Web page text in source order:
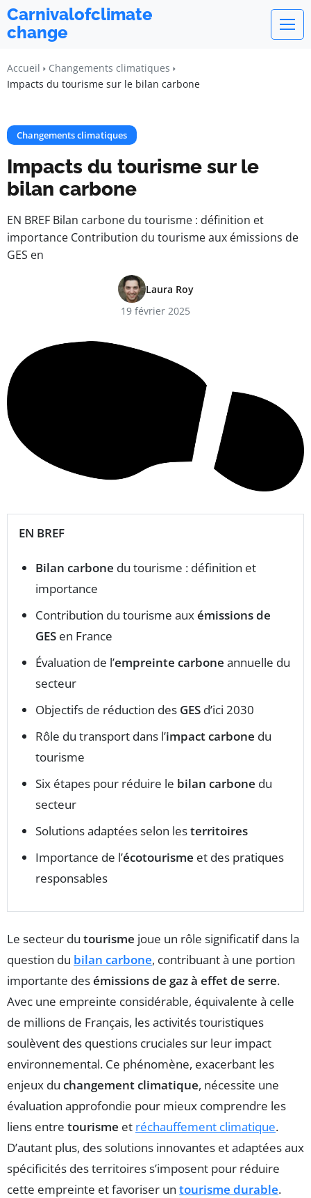
Carnivalofclimate
change
Accueil
Changements climatiques
Impacts du tourisme sur le bilan carbone
Changements climatiques
Impacts du tourisme sur le
bilan carbone
EN BREF Bilan carbone du tourisme : définition et
importance Contribution du tourisme aux émissions de
GES en
Laura Roy
19 février 2025
EN BREF
Bilan carbone du tourisme : définition et
importance
Contribution du tourisme auxémissions de
GES en France
Évaluation de l’empreinte carbone annuelle du
secteur
Objectifs de réduction des GES d’ici 2030
Rôle du transport dans l’impact carbone du
tourisme
Six étapes pour réduire le bilan carbone du
secteur
Solutions adaptées selon lesterritoires
Importance de l’écotourisme et des pratiques
responsables
Le secteur du tourisme joue un rôle significatif dans la
question du bilan carbone, contribuant à une portion
importante desémissions de gaz à effet de serre.
Avec une empreinte considérable, équivalente à celle
de millions de Français, les activités touristiques
soulèvent des questions cruciales sur leur impact
environnemental. Ce phénomène, exacerbant les
enjeux du changement climatique, nécessite une
évaluation approfondie pour mieux comprendre les
liens entre tourisme et réchauffement climatique.
D’autant plus, des solutions innovantes et adaptées aux
spécificités des territoires s’imposent pour réduire
cette empreinte et favoriser un tourisme durable.